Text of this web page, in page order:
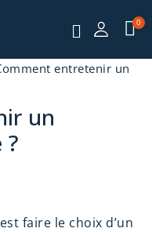
entretenir un
un
faire le choix d’un